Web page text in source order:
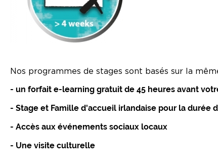
Nos programmes de stages sont basés sur la
- un forfait e-learning gratuit de 45 heures avant
- Stage et Famille d'accueil irlandaise pour la durée
- Accès aux événements sociaux locaux
- Une visite culturelle